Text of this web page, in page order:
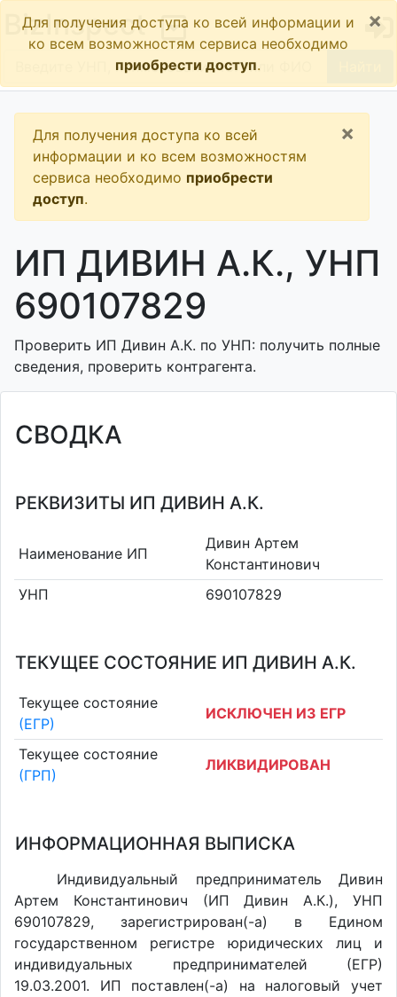
BizInspect
Для получения доступа ко всей информации и
ко всем возможностям сервиса необходимо
приобрести доступ.
×
Для получения доступа ко всей
информации и ко всем возможностям
сервиса необходимо приобрести
доступ.
×
ИП ДИВИН А.К., УНП
690107829
Проверить ИП Дивин А.К. по УНП: получить полные
сведения, проверить контрагента.
СВОДКА
РЕКВИЗИТЫ ИП ДИВИН А.К.
Наименование ИП
Дивин Артем
Константинович
УНП
690107829
ТЕКУЩЕЕ СОСТОЯНИЕ ИП ДИВИН А.К.
Текущее состояние
(ЕГР)
ИСКЛЮЧЕН ИЗ ЕГР
Текущее состояние
(ГРП)
ЛИКВИДИРОВАН
ИНФОРМАЦИОННАЯ ВЫПИСКА
Индивидуальный предприниматель Дивин
Артем Константинович (ИП Дивин А.К.), УНП
690107829, зарегистрирован(-а) в Едином
государственном регистре юридических лиц и
индивидуальных предпринимателей (ЕГР)
19.03.2001. ИП поставлен(-a) на налоговый учет